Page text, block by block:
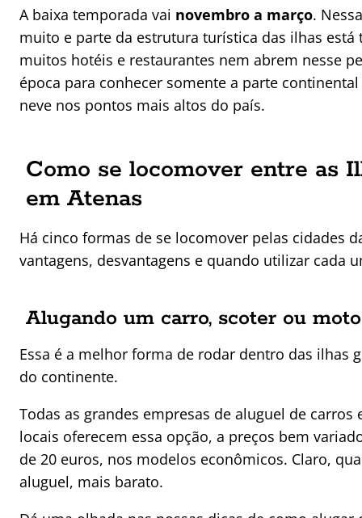
A baixa temporada vai novembro a março.
muito e parte da estrutura turística das ilhas está
muitos hotéis e restaurantes nem abrem nesse
época para conhecer somente a parte
neve nos pontos mais altos do país.
Como se locomover entre as
em Atenas
Há cinco formas de se locomover pelas cidades
vantagens, desvantagens e quando utilizar cada
Alugando um carro, scoter ou moto
Essa é a melhor forma de rodar dentro das ilhas
do continente.
Todas as grandes empresas de aluguel de carros
locais oferecem essa opção, a preços bem
de 20 euros, nos modelos econômicos. Claro,
aluguel, mais barato.